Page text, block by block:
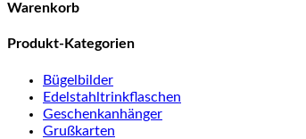
Warenkorb
Produkt-Kategorien
Bügelbilder
Edelstahltrinkflaschen
Geschenkanhänger
Grußkarten